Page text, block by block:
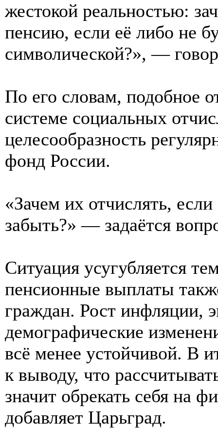
жестокой реальностью:
пенсию, если её либо не
символической?», —
По его словам, подобное
системе социальных
целесообразность
фонд России.
«Зачем их отчислять,
забыть?» — задаётся
Ситуация усугубляется
пенсионные выплаты
граждан. Рост инфляции,
демографические
всё менее устойчивой. В
к выводу, что
значит обрекать себя на
добавляет Царьград.